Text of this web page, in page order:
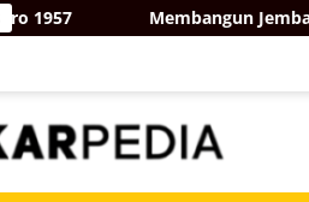
Membangun Jembatan Baru